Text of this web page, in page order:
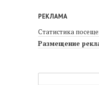
РЕКЛАМА
Статистика
Размещение